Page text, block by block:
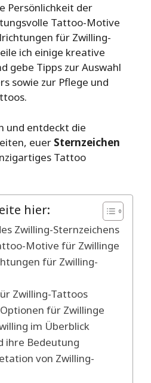
Persönlichkeit der
Tattoo-Motive
für Zwilling-
ich einige kreative
gebe Tipps zur Auswahl
sowie zur Pflege und
und entdeckt die
euer Sternzeichen
Tattoo
hier:
Zwilling-Sternzeichens
Motive für Zwillinge
für Zwilling-
Zwilling-Tattoos
für Zwillinge
im Überblick
ihre Bedeutung
von Zwilling-